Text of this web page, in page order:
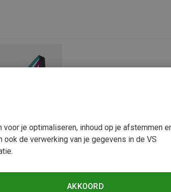
je optimaliseren, inhoud op je afstemmen
de verwerking van je gegevens in de VS
AKKOORD